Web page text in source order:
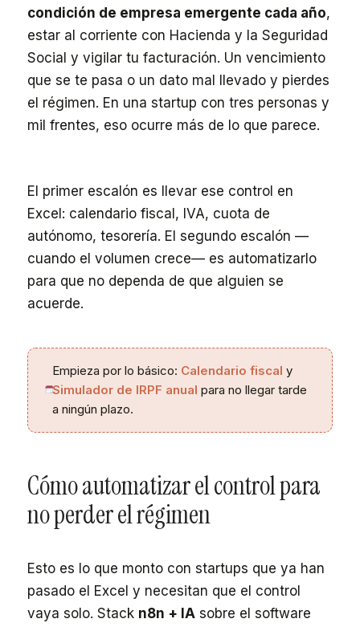
condición de empresa emergente cada año,
estar al corriente con Hacienda y la Seguridad
Social y vigilar tu facturación. Un vencimiento
que se te pasa o un dato mal llevado y pierdes
el régimen. En una startup con tres personas y
mil frentes, eso ocurre más de lo que parece.
El primer escalón es llevar ese control en
Excel: calendario fiscal, IVA, cuota de
autónomo, tesorería. El segundo escalón —
cuando el volumen crece— es automatizarlo
para que no dependa de que alguien se
acuerde.
Empieza por lo básico: Calendario fiscal y
Simulador de IRPF anual para no llegar tarde
a ningún plazo.
Cómo automatizar el control para
no perder el régimen
Esto es lo que monto con startups que ya han
pasado el Excel y necesitan que el control
vaya solo. Stack n8n + IA sobre el software